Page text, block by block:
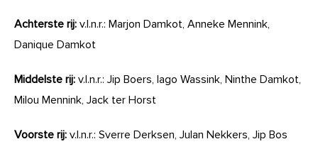
Achterste rij: v.l.n.r.: Marjon Damkot, Anneke Mennink,
Danique Damkot
Middelste rij: v.l.n.r.: Jip Boers, Iago Wassink, Ninthe Damkot,
Milou Mennink, Jack ter Horst
Voorste rij: v.l.n.r.: Sverre Derksen, Julan Nekkers, Jip Bos